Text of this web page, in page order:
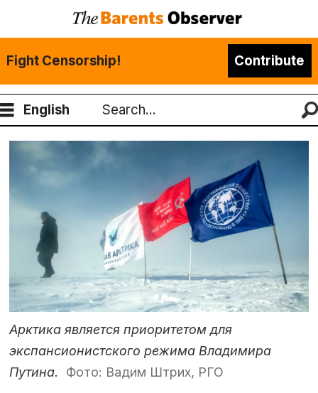
Fight Censorship! Contribute
English
Search
Арктика является приоритетом для
экспансионистского режима Владимира
Путина.
Фото: Вадим Штрих, РГО